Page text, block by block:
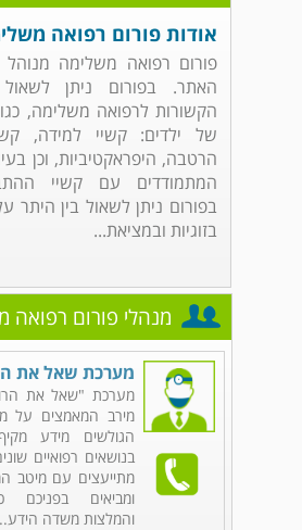
אודות פורום רפואה
פורום רפואה משלימה
האתר. בפורום ניתן
הקשורות לרפואה משלימה,
של ילדים: קשיי למידה,
הרטבה, היפראקטיביות, וכן
המתמודדים עם קשיי
בפורום ניתן לשאול בין היתר
בזוגיות ובמציאת...
מנהלי פורום רפואה
מערכת שאל את
מערכת "שאל את
מירב המאמצים על
הגולשים מידע
בנושאים רפואיים
מתייעצים עם מיטב
ומביאים בפניכם
והמלצות משדה